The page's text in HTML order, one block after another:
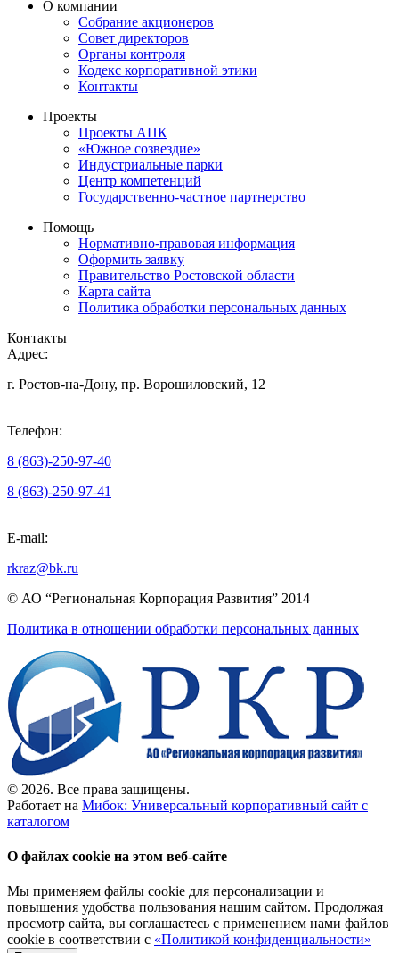
О компании
Собрание акционеров
Совет директоров
Органы контроля
Кодекс корпоративной этики
Контакты
Проекты
Проекты АПК
«Южное созвездие»
Индустриальные парки
Центр компетенций
Государственно-частное партнерство
Помощь
Нормативно-правовая информация
Оформить заявку
Правительство Ростовской области
Карта сайта
Политика обработки персональных данных
Контакты
Адрес:
г. Ростов-на-Дону, пр. Ворошиловский, 12
Телефон:
8 (863)-250-97-40
8 (863)-250-97-41
E-mail:
rkraz@bk.ru
© АО “Региональная Корпорация Развития” 2014
Политика в отношении обработки персональных данных
© 2026. Все права защищены.
Работает на Мибок: Универсальный корпоративный сайт с
каталогом
О файлах cookie на этом веб-сайте
Мы применяем файлы cookie для персонализации и
повышения удобства пользования нашим сайтом. Продолжая
просмотр сайта, вы соглашаетесь с применением нами файлов
cookie в соответствии с «Политикой конфиденциальности»